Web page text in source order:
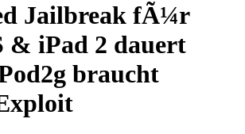
Jailbreak fÃ¼r
& iPad 2 dauert
braucht